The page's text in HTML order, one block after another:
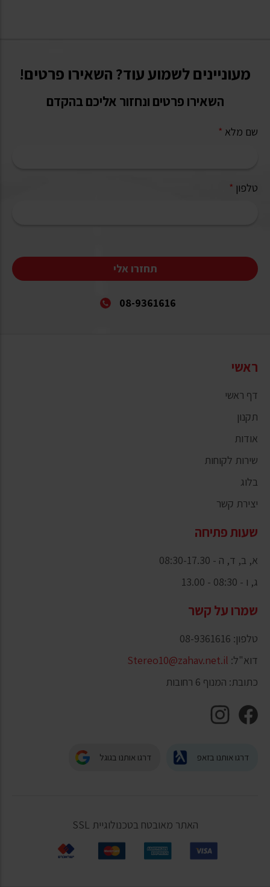
מעוניינים לשמוע עוד? השאירו פרטים!
השאירו פרטים ונחזור אליכם בהקדם
שם מלא *
טלפון *
תחזרו אלי
08-9361616
ראשי
דף ראשי
תקנון
אודות
שירות לקוחות
בלוג
יצירת קשר
שעות פתיחה
א, ב, ד, ה - 08:30-17.30
ג, ו - 08:30 - 13.00
שמרו על קשר
טלפון: 08-9361616
דוא"ל: Stereo10@zahav.net.il
כתובת: המנוף 6 רחובות
דרגו אותנו בזאפ דרגו אותנו בגוגל
האתר מאובטח בטכנולוגיית SSL